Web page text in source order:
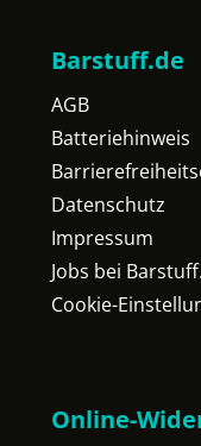
Barstuff.de
AGB
Batteriehinweis
Datenschutz
Impressum
Jobs bei
Cookie-
Online-